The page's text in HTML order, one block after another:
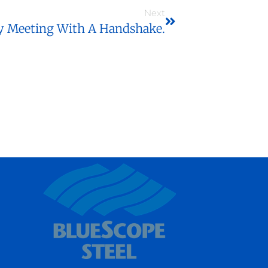
Next
Meeting With A Handshake.